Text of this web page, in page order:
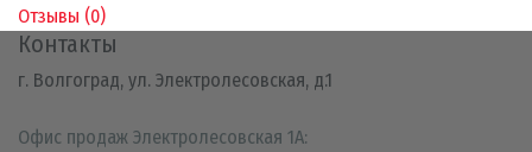
Отзывы (0)
Контакты
г. Волгоград, ул. Электролесовская, д.1
Офис продаж Электролесовская 1А: